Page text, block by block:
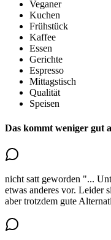
Veganer
Kuchen
Frühstück
Kaffee
Essen
Gerichte
Espresso
Mittagstisch
Qualität
Speisen
Das kommt weniger gut
nicht satt geworden "...
etwas anderes vor. Leider
aber trotzdem gute